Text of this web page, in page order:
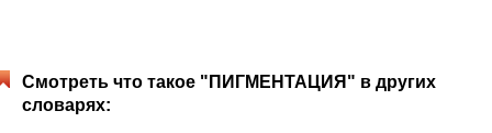
Смотреть что такое "ПИГМЕНТАЦИЯ" в других
словарях: